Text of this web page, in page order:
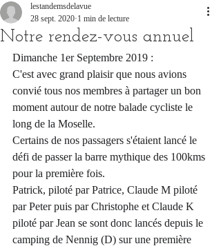
Notre rendez-vous annuel
lestandemsdelavue
28 sept. 2020 1 min de lecture
Dimanche 1er Septembre 2019 :
C'est avec grand plaisir que nous avions
convié tous nos membres à partager un bon
moment autour de notre balade cycliste le
long de la Moselle.
Certains de nos passagers s'étaient lancé le
défi de passer la barre mythique des 100kms
pour la première fois.
Patrick, piloté par Patrice, Claude M piloté
par Peter puis par Christophe et Claude K
piloté par Jean se sont donc lancés depuis le
camping de Nennig (D) sur une première